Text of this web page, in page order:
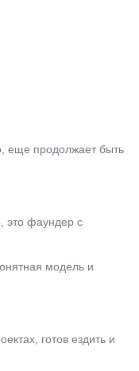
еще продолжает быть
это фаундер с
модель и
готов ездить и